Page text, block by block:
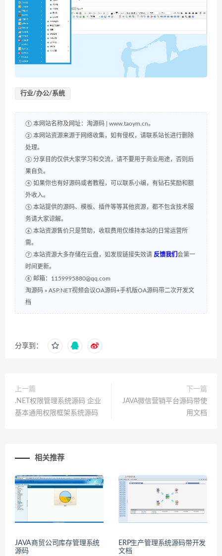
行业/办公/系统
① 本网站名称及网址：淘源码 | www.taoym.cn。
② 本网站资源来源于网络收集，如有侵权，请联系站长进行删除
处理。
③ 分享目的仅供大家学习和交流，请不要用于商业用途，否则后
果自负。
④ 如果你也有好源码或者教程，可以联系小编，有钻石奖励和额
外收入。
⑤ 本站提供的源码、模板、插件等等其他资源，都不包含技术服
务请大家谅解。
⑥ 本站资源售价只是赞助，收取费用仅维持本站的日常运营所
需。
⑦ 本站资源大多存储在云盘，如发现链接失效请 反馈我们 会第一
时间更新。
⑧ 邮箱：1159995880@qq.com
淘源码 » ASP.NET视频会议OA源码+手机版OA源码带二次开发文
档
分享到：
上一篇
.NET权限管理系统源码 企业
基本通用权限框架系统源码
下一篇
JAVA微信营销平台源码带使
用文档
相关推荐
JAVA商贸公司库存管理系统
源码
ERP生产管理系统源码带开发
文档